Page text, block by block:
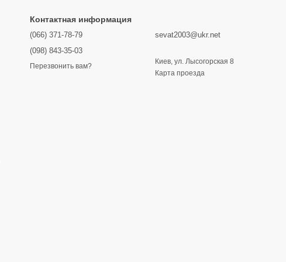
Контактная информация
(066) 371-78-79
(098) 843-35-03
Перезвонить вам?
sevat2003@ukr.net
Киев, ул. Лысогорская 8
Карта проезда